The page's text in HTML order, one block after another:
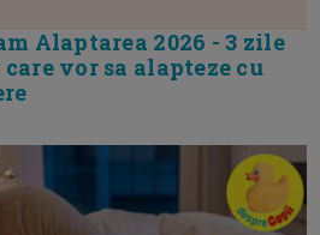
Alaptarea 2026 - 3 zile
vor sa alapteze cu